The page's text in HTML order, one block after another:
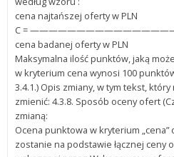
cena najtańszej oferty w PLN
C = ———————————————— x
cena badanej oferty w PLN
Maksymalna ilość punktów, jaką
w kryterium cena wynosi 100
3.4.1.) Opis zmiany, w tym tekst,
zmienić: 4.3.8. Sposób oceny ofert
zmianą:
Ocena punktowa w kryterium „cena”
zostanie na podstawie łącznej ceny